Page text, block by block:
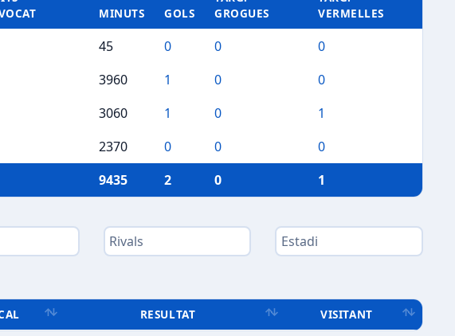
MINUTS GOLS
GROGUES
VERMELLES
45 0 0
0
3960 1 0
0
3060 1 0
1
2370 0 0
0
9435 2 0 1
RESULTAT VISITANT